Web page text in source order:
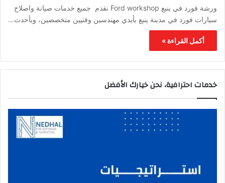
ورشة فورد في ينبع Ford workshop نقدم جميع خدمات صيانة واصلاح
سيارات فورد في مدينة ينبع بأيدي مهندسين وفنيين متخصصين، وبأحدث…
أكمل القراءة »
خدمات احترافية، نحن خيارك الأفضل